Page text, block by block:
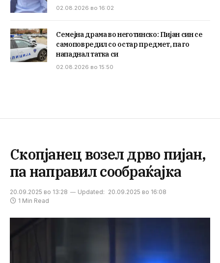
02.08.2026 во 16:02
Семејна драма во неготинско: Пијан син се
самоповредил со остар предмет, па го
нападнал татка си
02.08.2026 во 15:50
Скопјанец возел дрво пијан,
па направил сообраќајка
20.09.2025 во 13:28 Updated: 20.09.2025 во 16:08
1 Min Read